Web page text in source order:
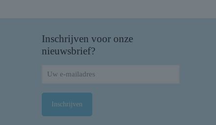
Inschrijven voor onze
nieuwsbrief?